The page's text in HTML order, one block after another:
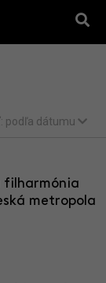
podľa dátumu
filharmónia
metropola